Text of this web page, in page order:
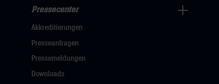
Navigation
öffnen,
dann
Pressecenter
Akkreditierungen
Presseanfragen
Pressemeldungen
Downloads